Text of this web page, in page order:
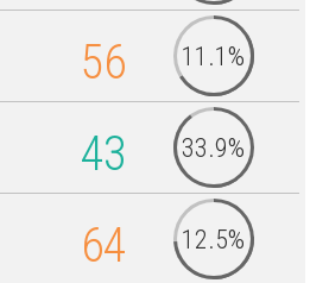
56 11.1%
43 33.9%
64 12.5%